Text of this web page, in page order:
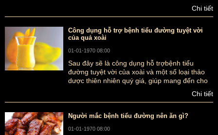
Chi tiết
Công dụng hỗ trợ bệnh tiểu đường tuyệt vời
của quả xoài
01-01-1970 08:00
Sau đây sẽ là công dụng hỗ trợbệnh tiểu
đường tuyệt vời của xoài và một số loại thảo
dược thiên nhiên quý giá, giúp mang đến cho
người bệnh và gia đình của họ những thông tin
Chi tiết
Người mắc bệnh tiểu đường nên ăn gì?
01-01-1970 08:00